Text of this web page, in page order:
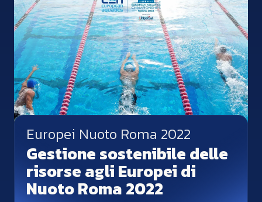
Europei Nuoto Roma 2022
Gestione sostenibile delle
risorse agli Europei di
Nuoto Roma 2022